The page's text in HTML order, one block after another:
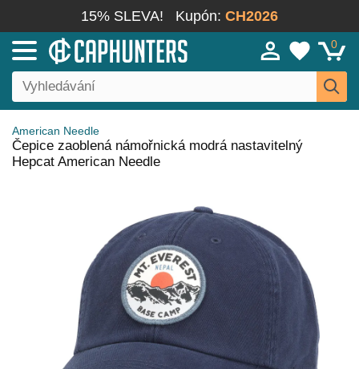
15% SLEVA! Kupón: CH2026
0
American Needle
Čepice zaoblená námořnická modrá nastavitelný
Hepcat American Needle